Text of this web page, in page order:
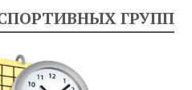
ГРУПП